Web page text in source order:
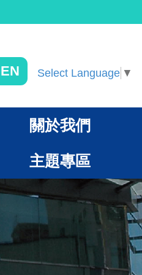
EN Select Language ▼
關於我們
主題專區